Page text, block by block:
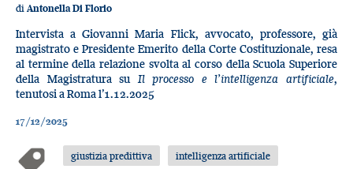
di Antonella Di Florio
Intervista a Giovanni Maria Flick, avvocato, professore, già
magistrato e Presidente Emerito della Corte Costituzionale, resa
al termine della relazione svolta al corso della Scuola Superiore
della Magistratura suIl processo e l’intelligenza artificiale,
tenutosi a Roma l’1.12.2025
17/12/2025
giustizia predittiva intelligenza artificiale